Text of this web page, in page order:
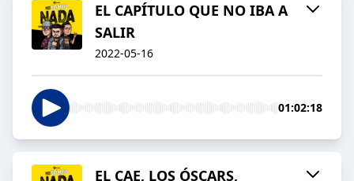
EL CAPÍTULO QUE NO IBA A
SALIR
2022-05-16
01:02:18
EL CAE, LOS ÓSCARS,